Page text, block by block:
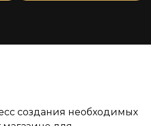
создания необходимых